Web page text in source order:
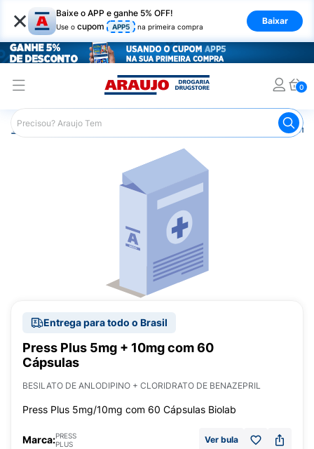
× Baixe o APP e ganhe 5% OFF!
Use o cupom APP5 na primeira compra
Baixar
0
Araujo Medicamentos
Entrega para todo o Brasil
Press Plus 5mg + 10mg com 60
Cápsulas
BESILATO DE ANLODIPINO + CLORIDRATO DE BENAZEPRIL
Press Plus 5mg/10mg com 60 Cápsulas Biolab
Marca:PRESS
PLUS
Ver bula